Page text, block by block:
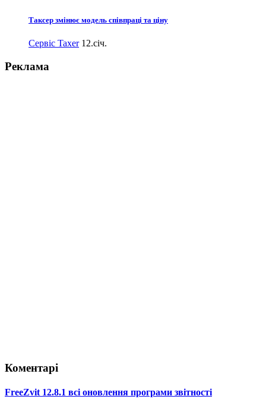
Таксер змінює модель співпраці та ціну
Сервіс Taxer 12.січ.
Реклама
Коментарі
FreeZvit 12.8.1 всі оновлення програми звітності